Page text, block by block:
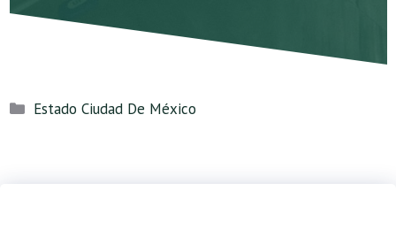
Categorías
Estado Ciudad De México